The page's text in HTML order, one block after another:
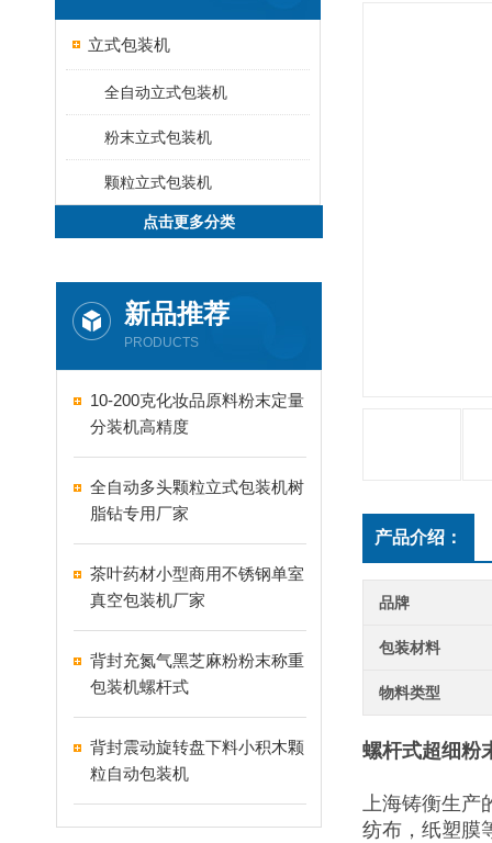
立式包装机
全自动立式包装机
粉末立式包装机
颗粒立式包装机
点击更多分类
新品推荐
PRODUCTS
10-200克化妆品原料粉末定量
分装机高精度
全自动多头颗粒立式包装机树
脂钻专用厂家
茶叶药材小型商用不锈钢单室
真空包装机厂家
背封充氮气黑芝麻粉粉末称重
包装机螺杆式
背封震动旋转盘下料小积木颗
粒自动包装机
产品介绍：
品牌
包装材料
物料类型
螺杆式超细粉
上海铸衡生产
纺布，纸塑膜